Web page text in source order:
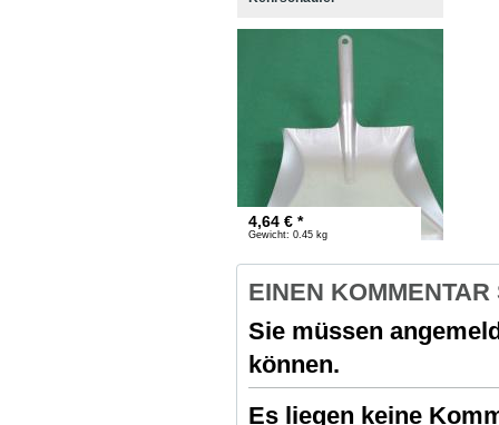
4,64 € *
Gewicht: 0.45 kg
EINEN
Sie müssen
können.
Es liegen keine